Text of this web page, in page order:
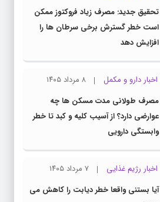
تحقیق جدید: مصرف زیاد فروکتوز ممکن
است خطر گسترش برخی سرطان ها را
افزایش دهد
اخبار دارو و مکمل
۸ مرداد ۱۴۰۵
مصرف طولانی مدت مسکن ها چه
عوارضی دارد؟ از آسیب کلیه و کبد تا خطر
وابستگی دارویی
اخبار رژیم غذایی
۷ مرداد ۱۴۰۵
آیا بستنی واقعا خطر دیابت را کاهش می